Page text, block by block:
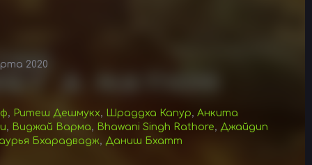
2020
, Ритеш Дешмукх, Шраддха Капур, Анкита
, Виджай Варма, Bhawani Singh Rathore, Джайдип
Бхарадвадж, Даниш Бхатт